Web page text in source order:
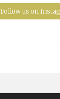
Follow us on